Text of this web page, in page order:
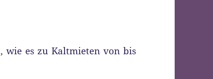
wie es zu Kaltmieten von bis